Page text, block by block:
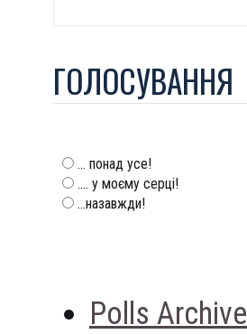
ГОЛОСУВАННЯ
... понад усе!
.... у моєму серці!
...назавжди!
Polls Archive